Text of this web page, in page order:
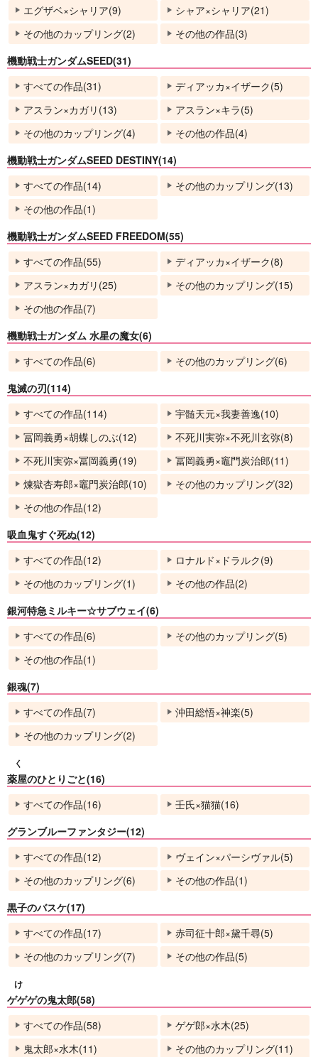
エグザベ×シャリア(9)
シャア×シャリア(21)
その他のカップリング(2)
その他の作品(3)
機動戦士ガンダムSEED(31)
すべての作品(31)
ディアッカ×イザーク(5)
アスラン×カガリ(13)
アスラン×キラ(5)
その他のカップリング(4)
その他の作品(4)
機動戦士ガンダムSEED DESTINY(14)
すべての作品(14)
その他のカップリング(13)
その他の作品(1)
機動戦士ガンダムSEED FREEDOM(55)
すべての作品(55)
ディアッカ×イザーク(8)
アスラン×カガリ(25)
その他のカップリング(15)
その他の作品(7)
機動戦士ガンダム 水星の魔女(6)
すべての作品(6)
その他のカップリング(6)
鬼滅の刃(114)
すべての作品(114)
宇髄天元×我妻善逸(10)
冨岡義勇×胡蝶しのぶ(12)
不死川実弥×不死川玄弥(8)
不死川実弥×冨岡義勇(19)
冨岡義勇×竈門炭治郎(11)
煉獄杏寿郎×竈門炭治郎(10)
その他のカップリング(32)
その他の作品(12)
吸血鬼すぐ死ぬ(12)
すべての作品(12)
ロナルド×ドラルク(9)
その他のカップリング(1)
その他の作品(2)
銀河特急ミルキー☆サブウェイ(6)
すべての作品(6)
その他のカップリング(5)
その他の作品(1)
銀魂(7)
すべての作品(7)
沖田総悟×神楽(5)
その他のカップリング(2)
く
薬屋のひとりごと(16)
すべての作品(16)
壬氏×猫猫(16)
グランブルーファンタジー(12)
すべての作品(12)
ヴェイン×パーシヴァル(5)
その他のカップリング(6)
その他の作品(1)
黒子のバスケ(17)
すべての作品(17)
赤司征十郎×黛千尋(5)
その他のカップリング(7)
その他の作品(5)
け
ゲゲゲの鬼太郎(58)
すべての作品(58)
ゲゲ郎×水木(25)
鬼太郎×水木(11)
その他のカップリング(11)